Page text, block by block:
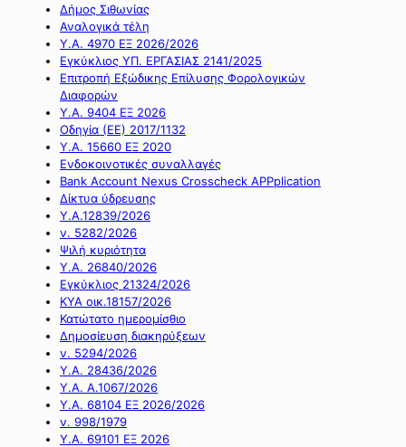
Δήμος Σιθωνίας
Αναλογικά τέλη
Υ.Α. 4970 ΕΞ 2026/2026
Εγκύκλιος ΥΠ. ΕΡΓΑΣΙΑΣ 2141/2025
Επιτροπή Εξώδικης Επίλυσης Φορολογικών
Διαφορών
Υ.Α. 9404 ΕΞ 2026
Οδηγία (ΕΕ) 2017/1132
Υ.Α. 15660 ΕΞ 2020
Ενδοκοινοτικές συναλλαγές
Bank Account Nexus Crosscheck APPplication
Δίκτυα ύδρευσης
Υ.Α.12839/2026
ν. 5282/2026
Ψιλή κυριότητα
Υ.Α. 26840/2026
Εγκύκλιος 21324/2026
ΚΥΑ οικ.18157/2026
Κατώτατο ημερομίσθιο
Δημοσίευση διακηρύξεων
ν. 5294/2026
Υ.Α. 28436/2026
Υ.Α. Α.1067/2026
Υ.Α. 68104 ΕΞ 2026/2026
ν. 998/1979
Υ.Α. 69101 ΕΞ 2026